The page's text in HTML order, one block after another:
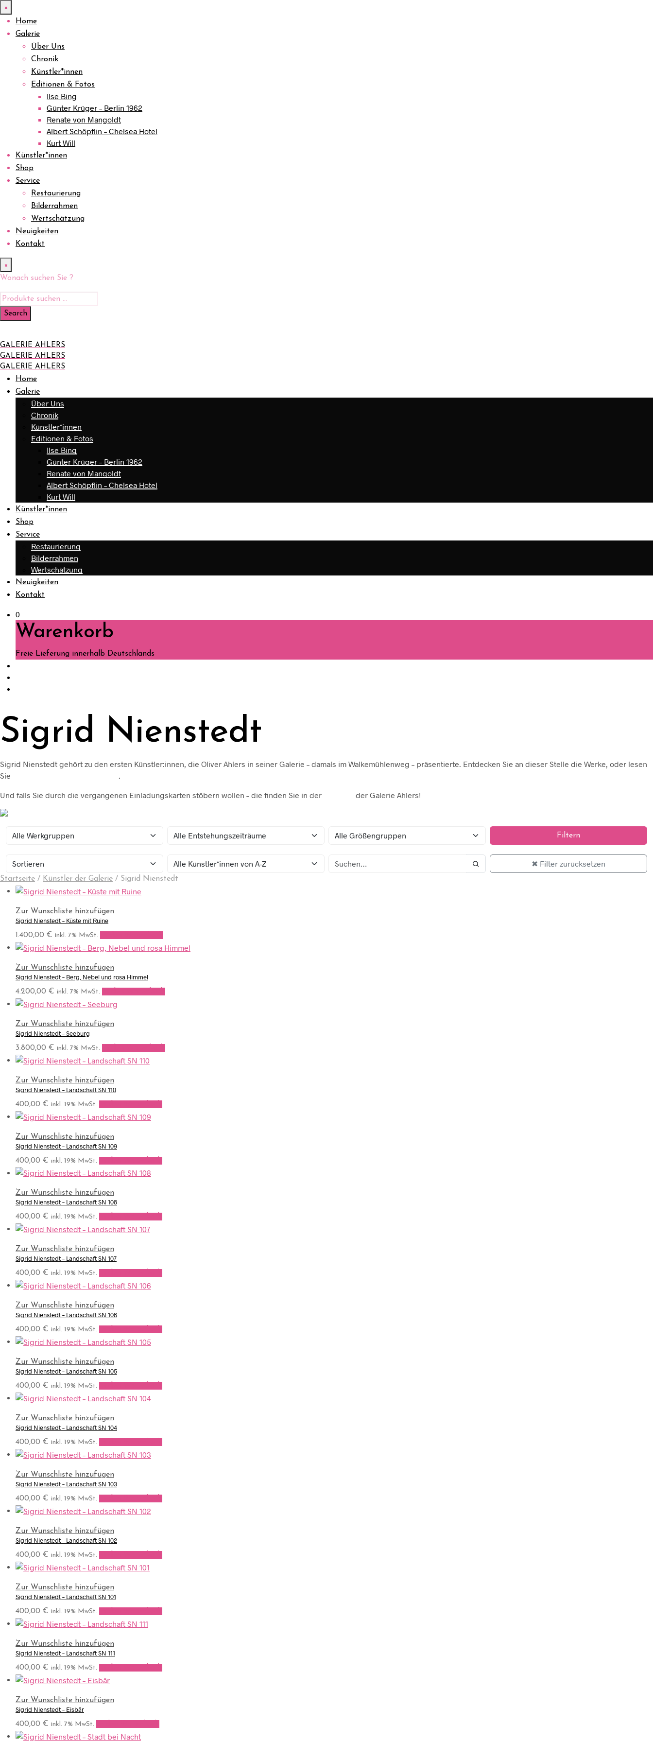
×
Home
Galerie
Über Uns
Chronik
Künstler*innen
Editionen & Fotos
Ilse Bing
Günter Krüger – Berlin 1962
Renate von Mangoldt
Albert Schöpflin – Chelsea Hotel
Kurt Will
Künstler*innen
Shop
Service
Restaurierung
Bilderrahmen
Wertschätzung
Neuigkeiten
Kontakt
×
Wonach suchen Sie ?
GALERIE AHLERS
GALERIE AHLERS
GALERIE AHLERS
Home
Galerie
Über Uns
Chronik
Künstler*innen
Editionen & Fotos
Ilse Bing
Günter Krüger – Berlin 1962
Renate von Mangoldt
Albert Schöpflin – Chelsea Hotel
Kurt Will
Künstler*innen
Shop
Service
Restaurierung
Bilderrahmen
Wertschätzung
Neuigkeiten
Kontakt
0
Warenkorb
Freie Lieferung innerhalb Deutschlands
Sigrid Nienstedt
Sigrid Nienstedt gehört zu den ersten Künstler:innen, die Oliver Ahlers in seiner Galerie – damals im Walkemühlenweg – präsentierte. Entdecken Sie an dieser Stelle die Werke, oder lesen
Sie
.
Und falls Sie durch die vergangenen Einladungskarten stöbern wollen – die finden Sie in der der Galerie Ahlers!
Filtern
✖ Filter zurücksetzen
Startseite / Künstler der Galerie / Sigrid Nienstedt
Zur Wunschliste hinzufügen
Sigrid Nienstedt – Küste mit Ruine
1.400,00 € inkl. 7% MwSt.
Zur Wunschliste hinzufügen
Sigrid Nienstedt – Berg, Nebel und rosa Himmel
4.200,00 € inkl. 7% MwSt.
Zur Wunschliste hinzufügen
Sigrid Nienstedt – Seeburg
3.800,00 € inkl. 7% MwSt.
Zur Wunschliste hinzufügen
Sigrid Nienstedt – Landschaft SN 110
400,00 € inkl. 19% MwSt.
Zur Wunschliste hinzufügen
Sigrid Nienstedt – Landschaft SN 109
400,00 € inkl. 19% MwSt.
Zur Wunschliste hinzufügen
Sigrid Nienstedt – Landschaft SN 108
400,00 € inkl. 19% MwSt.
Zur Wunschliste hinzufügen
Sigrid Nienstedt – Landschaft SN 107
400,00 € inkl. 19% MwSt.
Zur Wunschliste hinzufügen
Sigrid Nienstedt – Landschaft SN 106
400,00 € inkl. 19% MwSt.
Zur Wunschliste hinzufügen
Sigrid Nienstedt – Landschaft SN 105
400,00 € inkl. 19% MwSt.
Zur Wunschliste hinzufügen
Sigrid Nienstedt – Landschaft SN 104
400,00 € inkl. 19% MwSt.
Zur Wunschliste hinzufügen
Sigrid Nienstedt – Landschaft SN 103
400,00 € inkl. 19% MwSt.
Zur Wunschliste hinzufügen
Sigrid Nienstedt – Landschaft SN 102
400,00 € inkl. 19% MwSt.
Zur Wunschliste hinzufügen
Sigrid Nienstedt – Landschaft SN 101
400,00 € inkl. 19% MwSt.
Zur Wunschliste hinzufügen
Sigrid Nienstedt – Landschaft SN 111
400,00 € inkl. 19% MwSt.
Zur Wunschliste hinzufügen
Sigrid Nienstedt – Eisbär
400,00 € inkl. 7% MwSt.